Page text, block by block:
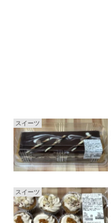
スイーツ
スイーツ